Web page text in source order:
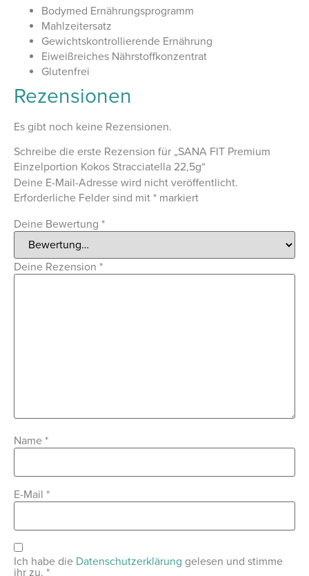
Bodymed Ernährungsprogramm
Mahlzeitersatz
Gewichtskontrollierende Ernährung
Eiweißreiches Nährstoffkonzentrat
Glutenfrei
Rezensionen
Es gibt noch keine Rezensionen.
Schreibe die erste Rezension für „SANA FIT Premium
Einzelportion Kokos Stracciatella 22,5g“
Deine E-Mail-Adresse wird nicht veröffentlicht.
Erforderliche Felder sind mit * markiert
Deine Bewertung *
Deine Rezension *
Name *
E-Mail *
Ich habe die Datenschutzerklärung gelesen und stimme
ihr zu. *